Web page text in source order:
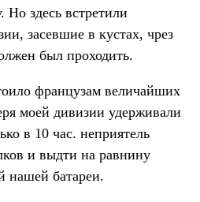
Но здесь встретили
засевшие в кустах, чрез
был проходить.
французам величайших
моей дивизии удерживали
в 10 час. неприятель
и выдти на равнину
нашей батареи.